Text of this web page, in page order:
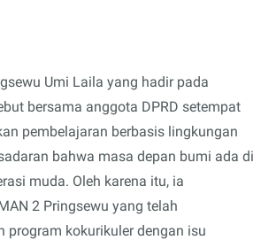
Umi Laila yang hadir pada
bersama anggota DPRD setempat
pembelajaran berbasis lingkungan
bahwa masa depan bumi ada di
muda. Oleh karena itu, ia
2 Pringsewu yang telah
program kokurikuler dengan isu